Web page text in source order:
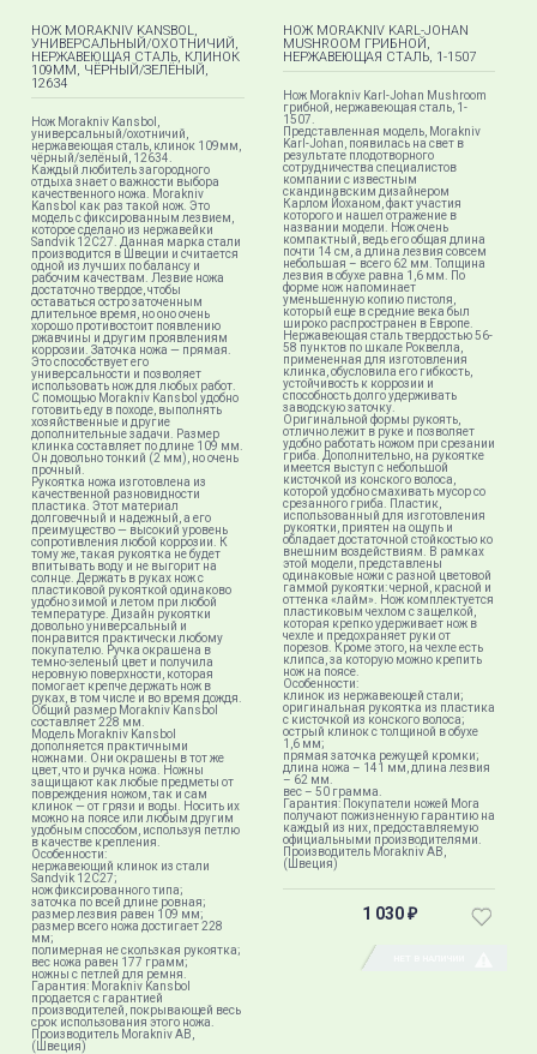
НОЖ MORAKNIV KANSBOL,
УНИВЕРСАЛЬНЫЙ/ОХОТНИЧИЙ,
НЕРЖАВЕЮЩАЯ СТАЛЬ, КЛИНОК
109ММ, ЧЁРНЫЙ/ЗЕЛЁНЫЙ,
12634
Нож Morakniv Kansbol,
универсальный/охотничий,
нержавеющая сталь, клинок 109мм,
чёрный/зелёный, 12634.
Каждый любитель загородного
отдыха знает о важности выбора
качественного ножа. Morakniv
Kansbol как раз такой нож. Это
модель с фиксированным лезвием,
которое сделано из нержавейки
Sandvik 12C27. Данная марка стали
производится в Швеции и считается
одной из лучших по балансу и
рабочим качествам. Лезвие ножа
достаточно твердое, чтобы
оставаться остро заточенным
длительное время, но оно очень
хорошо противостоит появлению
ржавчины и другим проявлениям
коррозии. Заточка ножа — прямая.
Это способствует его
универсальности и позволяет
использовать нож для любых работ.
С помощью Morakniv Kansbol удобно
готовить еду в походе, выполнять
хозяйственные и другие
дополнительные задачи. Размер
клинка составляет по длине 109 мм.
Он довольно тонкий (2 мм), но очень
прочный.
Рукоятка ножа изготовлена из
качественной разновидности
пластика. Этот материал
долговечный и надежный, а его
преимущество — высокий уровень
сопротивления любой коррозии. К
тому же, такая рукоятка не будет
впитывать воду и не выгорит на
солнце. Держать в руках нож с
пластиковой рукояткой одинаково
удобно зимой и летом при любой
температуре. Дизайн рукоятки
довольно универсальный и
понравится практически любому
покупателю. Ручка окрашена в
темно-зеленый цвет и получила
неровную поверхности, которая
помогает крепче держать нож в
руках, в том числе и во время дождя.
Общий размер Morakniv Kansbol
составляет 228 мм.
Модель Morakniv Kansbol
дополняется практичными
ножнами. Они окрашены в тот же
цвет, что и ручка ножа. Ножны
защищают как любые предметы от
повреждения ножом, так и сам
клинок — от грязи и воды. Носить их
можно на поясе или любым другим
удобным способом, используя петлю
в качестве крепления.
Особенности:
нержавеющий клинок из стали
Sandvik 12C27;
нож фиксированного типа;
заточка по всей длине ровная;
размер лезвия равен 109 мм;
размер всего ножа достигает 228
мм;
полимерная не скользкая рукоятка;
вес ножа равен 177 грамм;
ножны с петлей для ремня.
Гарантия: Morakniv Kansbol
продается с гарантией
производителей, покрывающей весь
срок использования этого ножа.
Производитель Morakniv AB,
(Швеция)
НОЖ MORAKNIV KARL-JOHAN
MUSHROOM ГРИБНОЙ,
НЕРЖАВЕЮЩАЯ СТАЛЬ, 1-1507
Нож Morakniv Karl-Johan Mushroom
грибной, нержавеющая сталь, 1-
1507.
Представленная модель, Morakniv
Karl-Johan, появилась на свет в
результате плодотворного
сотрудничества специалистов
компании с известным
скандинавским дизайнером
Карлом Йоханом, факт участия
которого и нашел отражение в
названии модели. Нож очень
компактный, ведь его общая длина
почти 14 см, а длина лезвия совсем
небольшая – всего 62 мм. Толщина
лезвия в обухе равна 1,6 мм. По
форме нож напоминает
уменьшенную копию пистоля,
который еще в средние века был
широко распространен в Европе.
Нержавеющая сталь твердостью 56-
58 пунктов по шкале Роквелла,
примененная для изготовления
клинка, обусловила его гибкость,
устойчивость к коррозии и
способность долго удерживать
заводскую заточку.
Оригинальной формы рукоять,
отлично лежит в руке и позволяет
удобно работать ножом при срезании
гриба. Дополнительно, на рукоятке
имеется выступ с небольшой
кисточкой из конского волоса,
которой удобно смахивать мусор со
срезанного гриба. Пластик,
использованный для изготовления
рукоятки, приятен на ощупь и
обладает достаточной стойкостью ко
внешним воздействиям. В рамках
этой модели, представлены
одинаковые ножи с разной цветовой
гаммой рукоятки: черной, красной и
оттенка «лайм». Нож комплектуется
пластиковым чехлом с защелкой,
которая крепко удерживает нож в
чехле и предохраняет руки от
порезов. Кроме этого, на чехле есть
клипса, за которую можно крепить
нож на поясе.
Особенности:
клинок из нержавеющей стали;
оригинальная рукоятка из пластика
с кисточкой из конского волоса;
острый клинок с толщиной в обухе
1,6 мм;
прямая заточка режущей кромки;
длина ножа – 141 мм, длина лезвия
– 62 мм.
вес – 50 грамма.
Гарантия: Покупатели ножей Mora
получают пожизненную гарантию на
каждый из них, предоставляемую
официальными производителями.
Производитель Morakniv AB,
(Швеция)
1 030 ₽